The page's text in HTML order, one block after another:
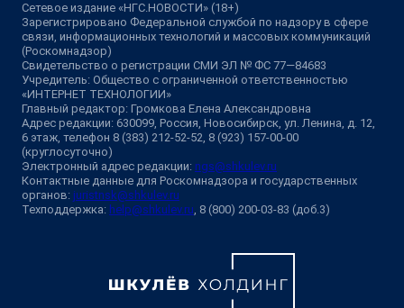
Сетевое издание «НГС.НОВОСТИ» (18+)
Зарегистрировано Федеральной службой по надзору в сфере
связи, информационных технологий и массовых коммуникаций
(Роскомнадзор)
Свидетельство о регистрации СМИ ЭЛ № ФС 77—84683
Учредитель: Общество с ограниченной ответственностью
«ИНТЕРНЕТ ТЕХНОЛОГИИ»
Главный редактор: Громкова Елена Александровна
Адрес редакции: 630099, Россия, Новосибирск, ул. Ленина, д. 12,
6 этаж, телефон 8 (383) 212-52-52, 8 (923) 157-00-00
(круглосуточно)
Электронный адрес редакции: ngs@shkulev.ru
Контактные данные для Роскомнадзора и государственных
органов: juristnsk@shkulev.ru
Техподдержка: help@shkulev.ru, 8 (800) 200-03-83 (доб.3)